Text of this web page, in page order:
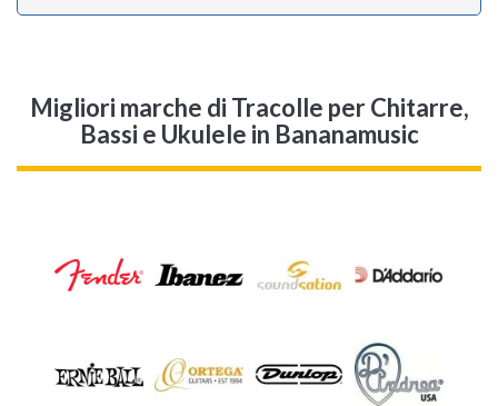
Migliori marche di Tracolle per Chitarre,
Bassi e Ukulele in Bananamusic